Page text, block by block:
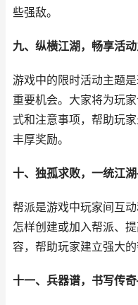
些强敌。
九、纵横江湖，畅享活
游戏中的限时活动主题
重要机会。大家将为玩
式和注意事项，帮助玩
丰厚奖励。
十、独孤求败，一统江
帮派是游戏中玩家间互
怎样创建或加入帮派、
容，帮助玩家建立强大
十一、兵器谱，书写传